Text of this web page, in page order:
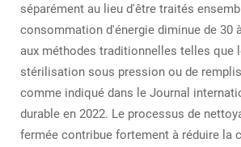
séparément au lieu d'être traités
consommation d'énergie diminue de 30
aux méthodes traditionnelles telles que
stérilisation sous pression ou de
comme indiqué dans le Journal
durable en 2022. Le processus de
fermée contribue fortement à réduire la